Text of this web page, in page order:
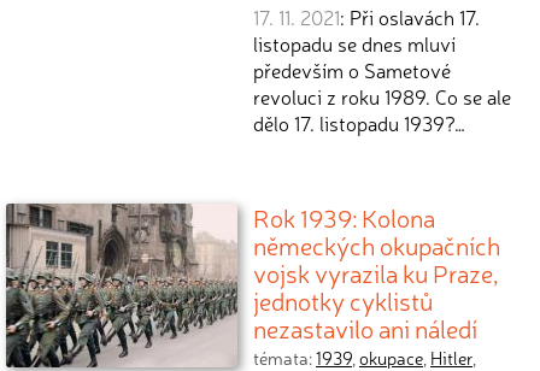
17. 11. 2021: Při oslavách 17.
listopadu se dnes mluví
především o Sametové
revoluci z roku 1989. Co se ale
dělo 17. listopadu 1939?…
Rok 1939: Kolona
německých okupačních
vojsk vyrazila ku Praze,
jednotky cyklistů
nezastavilo ani náledí
témata:1939,okupace, Hitler,